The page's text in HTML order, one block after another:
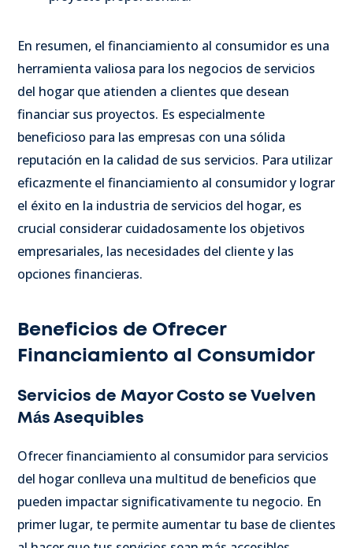
En resumen, el financiamiento al consumidor es una
herramienta valiosa para los negocios de servicios
del hogar que atienden a clientes que desean
financiar sus proyectos. Es especialmente
beneficioso para las empresas con una sólida
reputación en la calidad de sus servicios. Para utilizar
eficazmente el financiamiento al consumidor y lograr
el éxito en la industria de servicios del hogar, es
crucial considerar cuidadosamente los objetivos
empresariales, las necesidades del cliente y las
opciones financieras.
Beneficios de Ofrecer
Financiamiento al Consumidor
Servicios de Mayor Costo se Vuelven
Más Asequibles
Ofrecer financiamiento al consumidor para servicios
del hogar conlleva una multitud de beneficios que
pueden impactar significativamente tu negocio. En
primer lugar, te permite aumentar tu base de clientes